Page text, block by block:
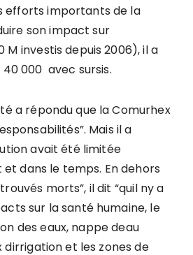
efforts importants de la
son impact sur
investis depuis 2006), il a
000  avec sursis.
a répondu que la Comurhex
Mais il a
avait été limitée
dans le temps. En dehors
morts”, il dit “quil ny a
sur la santé humaine, le
des eaux, nappe deau
et les zones de